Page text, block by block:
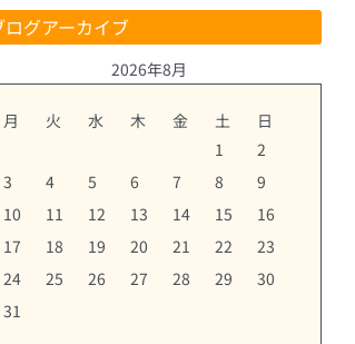
ログアーカイブ
2026年8月
月 火 水 木 金 土
日
1
2
3
4 5 6 7 8
9
10
11 12 13 14 15
16
17
18 19 20 21 22
23
24
25 26 27 28 29
30
31